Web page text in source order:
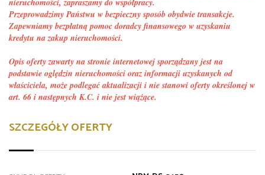
Przeprowadzimy Państwu w bezpieczny sposób obydwie transakcje.
Zapewniamy bezpłatną pomoc doradcy finansowego w uzyskaniu
kredytu na zakup nieruchomości.
Opis oferty zawarty na stronie internetowej sporządzany jest na
podstawie oględzin nieruchomości oraz informacji uzyskanych od
właściciela, może podlegać aktualizacji i nie stanowi oferty określonej w
art. 66 i następnych K.C. i nie jest wiążące.
SZCZEGÓŁY OFERTY